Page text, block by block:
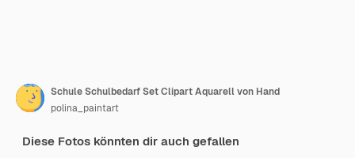
Schule Schulbedarf Set Clipart Aquarell von Hand
polina_paintart
Diese Fotos könnten dir auch gefallen